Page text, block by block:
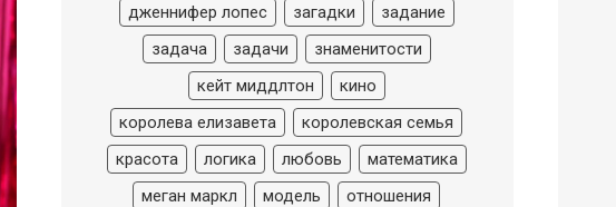
дженнифер лопес
загадки
задание
задача
задачи
знаменитости
кейт миддлтон
кино
королева елизавета
королевская семья
красота
логика любовь
математика
меган маркл
модель
отношения